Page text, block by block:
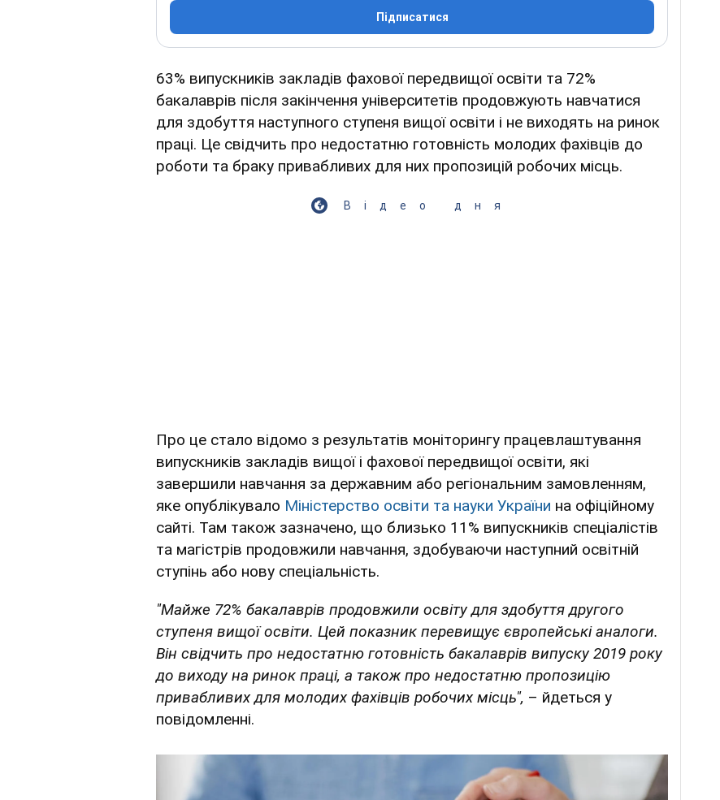
Підписатися
63% випускників закладів фахової передвищої освіти та 72%
бакалаврів після закінчення університетів продовжують навчатися
для здобуття наступного ступеня вищої освіти і не виходять на ринок
праці. Це свідчить про недостатню готовність молодих фахівців до
роботи та браку привабливих для них пропозицій робочих місць.
Відео дня
Про це стало відомо з результатів моніторингу працевлаштування
випускників закладів вищої і фахової передвищої освіти, які
завершили навчання за державним або регіональним замовленням,
яке опублікувало Міністерство освіти та науки України на офіційному
сайті. Там також зазначено, що близько 11% випускників спеціалістів
та магістрів продовжили навчання, здобуваючи наступний освітній
ступінь або нову спеціальність.
"Майже 72% бакалаврів продовжили освіту для здобуття другого
ступеня вищої освіти. Цей показник перевищує європейські аналоги.
Він свідчить про недостатню готовність бакалаврів випуску 2019 року
до виходу на ринок праці, а також про недостатню пропозицію
привабливих для молодих фахівців робочих місць", – йдеться у
повідомленні.